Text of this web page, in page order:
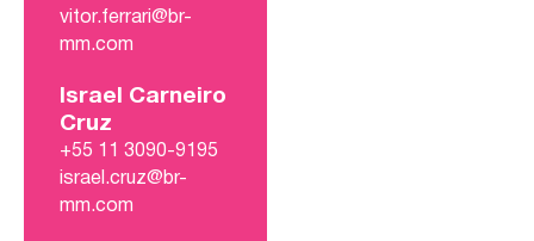
vitor.ferrari@br-
mm.com
Israel Carneiro
Cruz
+55 11 3090-9195
israel.cruz@br-
mm.com